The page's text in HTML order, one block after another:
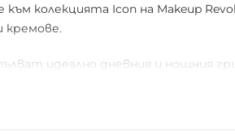
колекцията Icon на Makeup
идеално дневния и нощния
и розови нюанси или добавете